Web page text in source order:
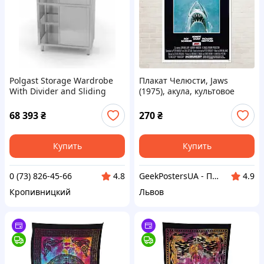
Polgast Storage Wardrobe
With Divider and Sliding
(302116-2)
68 393₴
Купить
0 (73) 826-45-66
4.8
Кропивницкий
Плакат Челюсти, Jaws
(1975), акула, культовое
270₴
Купить
GeekPostersUA - Плакаты и постеры, сервис печати
4.9
Львов